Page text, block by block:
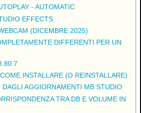
- AUTOMATIC
EFFECTS
(DICEMBRE 2025)
DIFFERENTI PER UN
INSTALLARE (O REINSTALLARE)
DAGLI AGGIORNAMENTI MB STUDIO
TRA DB E VOLUME IN